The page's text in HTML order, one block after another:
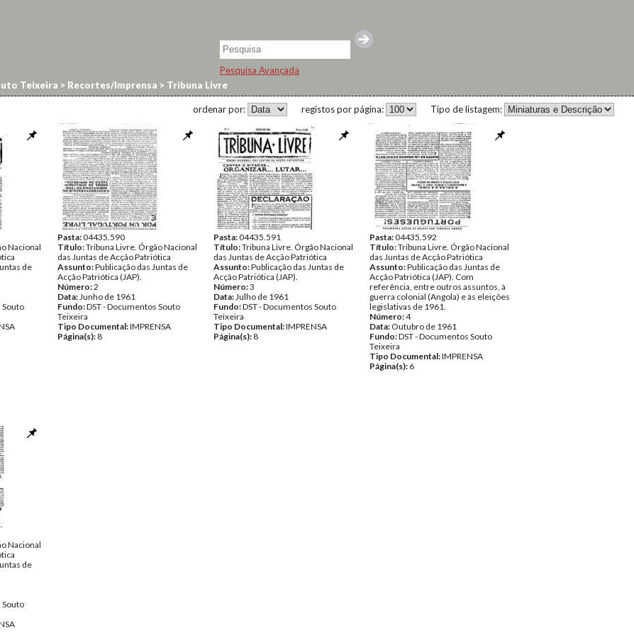
Pesquisa Avançada
Teixeira > Recortes/Imprensa > Tribuna Livre
Tipo de listagem:
registos por página:
ordenar por:
Nacional
de
Souto
Pasta:04435.590
Título:Tribuna Livre. Órgão Nacional
das Juntas de Acção Patriótica
Assunto:Publicação das Juntas de
Acção Patriótica (JAP).
Número:2
Data:Junho de 1961
Fundo:DST - Documentos Souto
Teixeira
Tipo Documental:IMPRENSA
Página(s): 8
Pasta:04435.591
Título:Tribuna Livre. Órgão Nacional
das Juntas de Acção Patriótica
Assunto:Publicação das Juntas de
Acção Patriótica (JAP).
Número:3
Data:Julho de 1961
Fundo:DST - Documentos Souto
Teixeira
Tipo Documental:IMPRENSA
Página(s): 8
Pasta:04435.592
Título:Tribuna Livre. Órgão Nacional
das Juntas de Acção Patriótica
Assunto:Publicação das Juntas de
Acção Patriótica (JAP). Com
referência, entre outros assuntos, à
guerra colonial (Angola) e às eleições
legislativas de 1961.
Número:4
Data: Outubro de 1961
Fundo:DST - Documentos Souto
Teixeira
Tipo Documental:IMPRENSA
Página(s): 6
Nacional
de
Souto